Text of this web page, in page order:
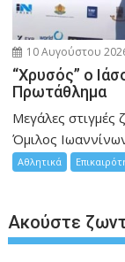
10 Αυγούστου
“Χρυσός” ο
Πρωτάθλημα
Μεγάλες στιγμές
Όμιλος
Αθλητικά
Ακούστε